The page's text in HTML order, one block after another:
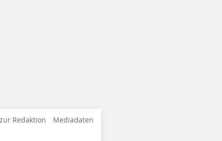
Redaktion Mediadaten